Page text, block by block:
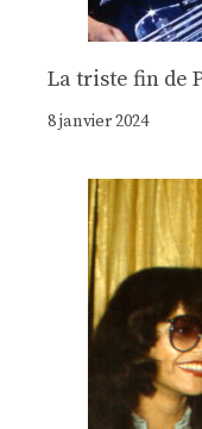
La triste fin de
8 janvier 2024